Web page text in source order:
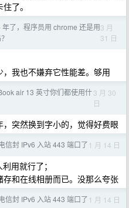
了。
了，程序员用 chrome 还是用3 月
31 日
我也不嫌弃它性能差。够用
air 13 英寸你们都使用什3 月 30
日
突然换到字小的，觉得好费眼
信封 IPv6 入站 443 端口了 1 月 14 日
用就行了；
和在线相册而已。没那么夸张
信封 IPv6 入站 443 端口了 1 月 14 日